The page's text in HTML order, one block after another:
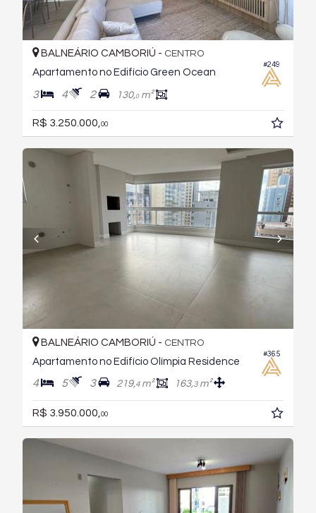
#249
BALNEÁRIO CAMBORIÚ - CENTRO
Apartamento no Edifício Green Ocean
3 4 2 130,0m²
R$ 3.250.000,00
#365
BALNEÁRIO CAMBORIÚ - CENTRO
Apartamento no Edifício Olímpia Residence
4 5 3 219,4m² 163,3m²
R$ 3.950.000, 00